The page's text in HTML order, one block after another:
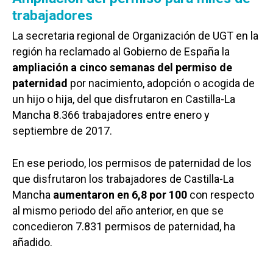
trabajadores
La secretaria regional de Organización de UGT en la
región ha reclamado al Gobierno de España la
ampliación a cinco semanas del permiso de
paternidad por nacimiento, adopción o acogida de
un hijo o hija, del que disfrutaron en Castilla-La
Mancha 8.366 trabajadores entre enero y
septiembre de 2017.
En ese periodo, los permisos de paternidad de los
que disfrutaron los trabajadores de Castilla-La
Mancha aumentaron en 6,8 por 100 con respecto
al mismo periodo del año anterior, en que se
concedieron 7.831 permisos de paternidad, ha
añadido.